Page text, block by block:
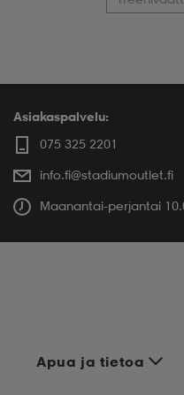
Asiakaspalvelu:
075 325 2201
info.fi@stadiumoutlet.fi
Maanantai-perjantai
Apua ja tietoa